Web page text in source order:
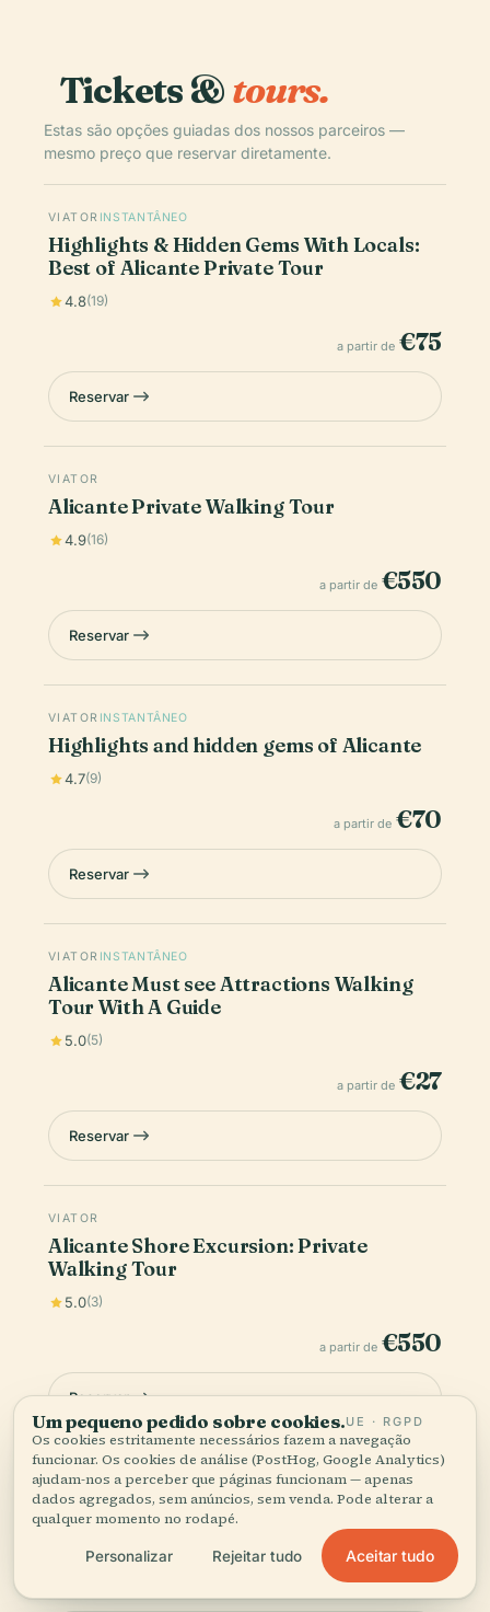
Tickets &tours.
Estas são opções guiadas dos nossos parceiros —
mesmo preço que reservar diretamente.
VIATOR INSTANTÂNEO
Highlights & Hidden Gems With Locals:
Best of Alicante Private Tour
4.8(19)
a partir de €75
Reservar
VIATOR
Alicante Private Walking Tour
4.9(16)
a partir de €550
Reservar
VIATOR INSTANTÂNEO
Highlights and hidden gems of Alicante
4.7(9)
a partir de €70
Reservar
VIATOR INSTANTÂNEO
Alicante Must see Attractions Walking
Tour With A Guide
5.0(5)
a partir de €27
Reservar
VIATOR
Alicante Shore Excursion: Private
Walking Tour
5.0(3)
a partir de €550
Reservar
VIATOR
Best of Alicante Walking Tour
a partir de €29
Um pequeno pedido sobre cookies.UE · RGPD
Os cookies estritamente necessários fazem a navegação
funcionar. Os cookies de análise (PostHog, Google Analytics)
ajudam-nos a perceber que páginas funcionam — apenas
dados agregados, sem anúncios, sem venda. Pode alterar a
qualquer momento no rodapé.
Personalizar Rejeitar tudo Aceitar tudo